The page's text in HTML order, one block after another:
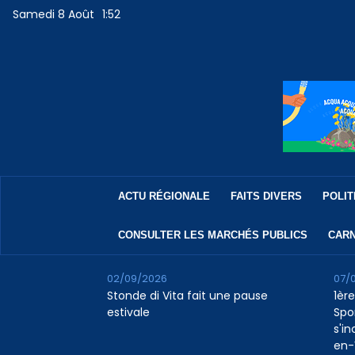
Samedi 8 Août 1:52
ACTU RÉGIONALE FAITS DIVERS
CONSULTER LES MARCHÉS PUBLICS
Stonde di Vita fait une pause
estivale
02/09/2026 07/